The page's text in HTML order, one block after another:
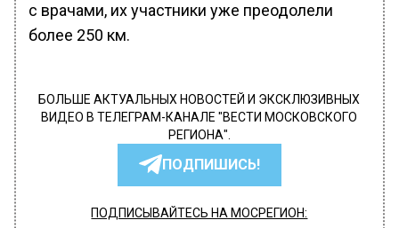
с врачами, их участники уже преодолели
более 250 км.
БОЛЬШЕ АКТУАЛЬНЫХ НОВОСТЕЙ И ЭКСКЛЮЗИВНЫХ
ВИДЕО В ТЕЛЕГРАМ-КАНАЛЕ "ВЕСТИ МОСКОВСКОГО
РЕГИОНА".
ПОДПИШИСЬ!
ПОДПИСЫВАЙТЕСЬ НА МОСРЕГИОН: